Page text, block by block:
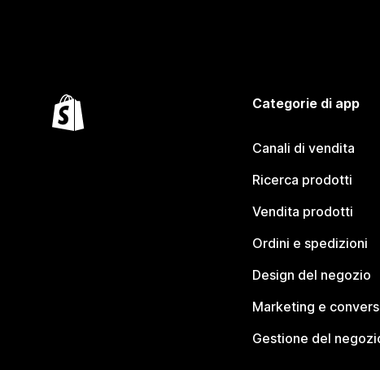
Categorie di app
Canali di vendita
Ricerca prodotti
Vendita prodotti
Ordini e spedizioni
Design del negozio
Marketing e
Gestione del